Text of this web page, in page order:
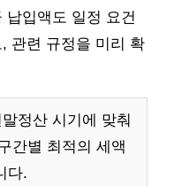
납입액도 일정 요건
관련 규정을 미리 확
정산 시기에 맞춰
간별 최적의 세액
다.